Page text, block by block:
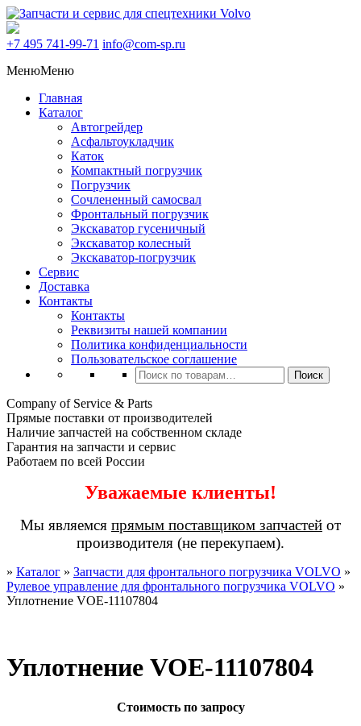
+7 495 741-99-71 info@com-sp.ru
МенюМеню
Главная
Каталог
Автогрейдер
Асфальтоукладчик
Каток
Компактный погрузчик
Погрузчик
Сочлененный самосвал
Фронтальный погрузчик
Экскаватор гусеничный
Экскаватор колесный
Экскаватор-погрузчик
Сервис
Доставка
Контакты
Контакты
Реквизиты нашей компании
Политика конфиденциальности
Пользовательское соглашение
Искать:
Поиск
Company of Service & Parts
Прямые поставки от производителей
Наличие запчастей на собственном складе
Гарантия на запчасти и сервис
Работаем по всей России
Уважаемые клиенты!
Мы являемся прямым поставщиком запчастей от
производителя (не перекупаем).
» Каталог » Запчасти для фронтального погрузчика VOLVO »
Рулевое управление для фронтального погрузчика VOLVO »
Уплотнение VOE-11107804
Уплотнение VOE-11107804
Стоимость по запросу